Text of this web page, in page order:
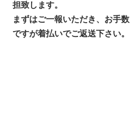
担致します。
まずはご一報いただき、お手数
ですが着払いでご返送下さい。